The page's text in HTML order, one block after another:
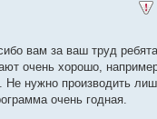
вам за ваш труд
очень хорошо,
Не нужно производить
очень годная.